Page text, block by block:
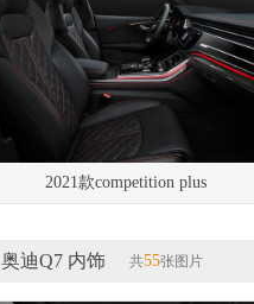
2021款competition plus
奥迪Q7 内饰 共55张图片